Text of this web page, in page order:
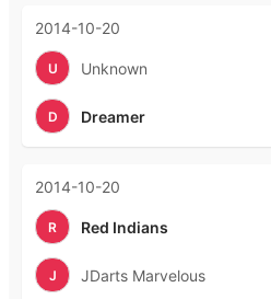
2014-10-20
U Unknown
D Dreamer
2014-10-20
R Red Indians
J JDarts Marvelous